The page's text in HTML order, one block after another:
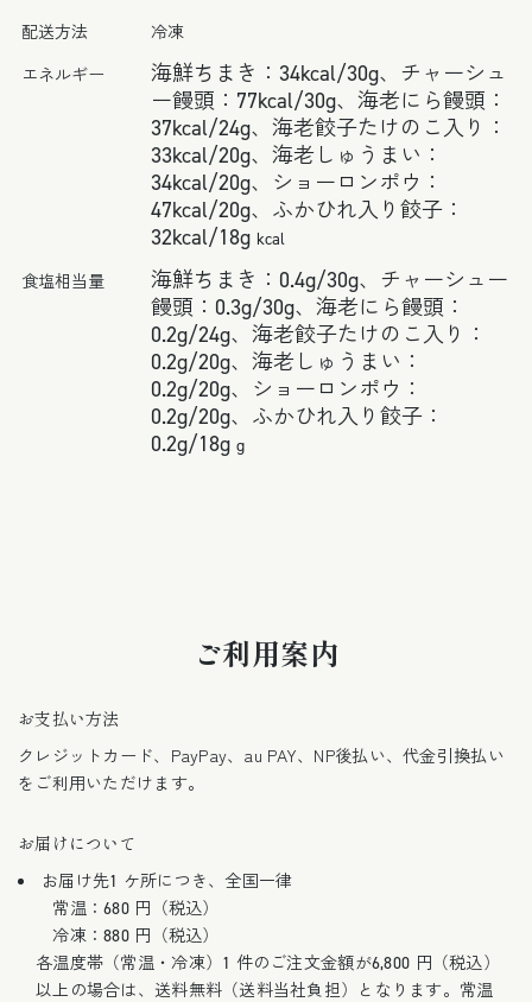
配送方法 冷凍
エネルギー
海鮮ちまき：34kcal/30g、チャーシュ
ー饅頭：77kcal/30g、海老にら饅頭：
37kcal/24g、海老餃子たけのこ入り：
33kcal/20g、海老しゅうまい：
34kcal/20g、ショーロンポウ：
47kcal/20g、ふかひれ入り餃子：
32kcal/18g kcal
食塩相当量
海鮮ちまき：0.4g/30g、チャーシュー
饅頭：0.3g/30g、海老にら饅頭：
0.2g/24g、海老餃子たけのこ入り：
0.2g/20g、海老しゅうまい：
0.2g/20g、ショーロンポウ：
0.2g/20g、ふかひれ入り餃子：
0.2g/18g g
ご利用案内
お支払い方法
クレジットカード、PayPay、au PAY、NP後払い、代金引換払い
をご利用いただけます。
お届けについて
お届け先1 ケ所につき、全国一律
常温：680 円（税込）
冷凍：880 円（税込）
各温度帯（常温・冷凍）1 件のご注文金額が6,800 円（税込）
以上の場合は、送料無料（送料当社負担）となります。常温